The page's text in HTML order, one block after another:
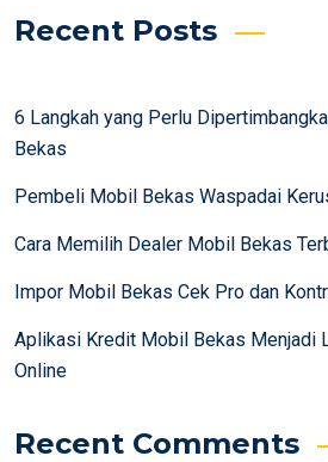
Recent Posts
6 Langkah yang Perlu
Bekas
Pembeli Mobil Bekas Waspadai
Cara Memilih Dealer Mobil Bekas
Impor Mobil Bekas Cek Pro dan
Aplikasi Kredit Mobil Bekas Menjadi
Online
Recent Comments